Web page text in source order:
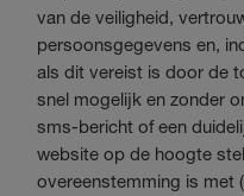
van de veiligheid,
persoonsgegevens en,
als dit vereist is door de
snel mogelijk en zonder
sms-bericht of een
website op de hoogte
overeenstemming is met